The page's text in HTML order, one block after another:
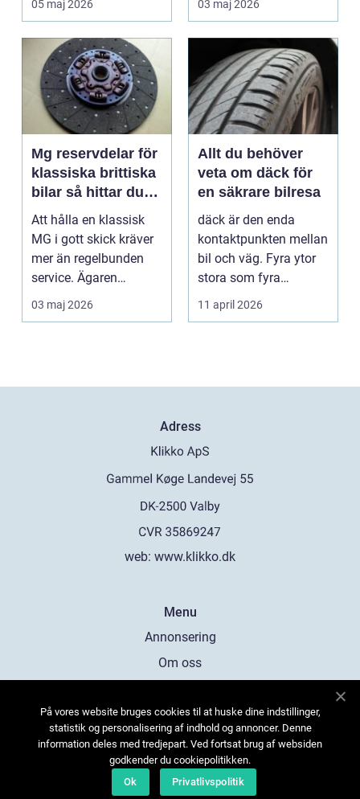
05 maj 2026
avgörand...
03 maj 2026
Mg reservdelar för
klassiska brittiska
bilar så hittar du
rätt delar
Att hålla en klassisk
MG i gott skick kräver
mer än regelbunden
service. Ägaren
behöver också ha kol...
03 maj 2026
Allt du behöver
veta om däck för
en säkrare bilresa
däck är den enda
kontaktpunkten mellan
bil och väg. Fyra ytor
stora som fyra
handflator avgör
bromss...
11 april 2026
Adress
web: www.klikko.dk
Menu
Annonsering
Om oss
Kontakta oss
Sitemap
På vores website bruges cookies til at huske dine indstillinger,
statistik og personalisering af indhold og annoncer. Denne
information deles med tredjepart. Ved fortsat brug af websiden
godkender du cookiepolitikken.
Ok
Privatlivspolitik